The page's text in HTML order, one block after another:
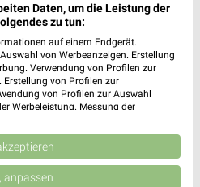
Daten, um die Leistung der
zu tun:
auf einem Endgerät.
von Werbeanzeigen. Erstellung
Verwendung von Profilen zur
Erstellung von Profilen zur
von Profilen zur Auswahl
Werbeleistung. Messung der
Quellen. Entwicklung und
reduzierter Daten zur Auswahl
Union weitergegeben und in die
anpassen